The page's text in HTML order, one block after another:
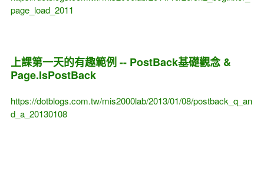
page_load_2011
上課第一天的有趣範例 -- PostBack基礎觀念 &
Page.IsPostBack
https://dotblogs.com.tw/mis2000lab/2013/01/08/postback_q_an
d_a_20130108